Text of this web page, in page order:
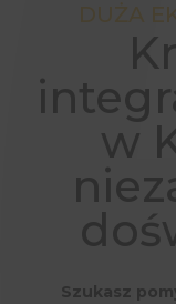
DUŻA
w
Szukasz